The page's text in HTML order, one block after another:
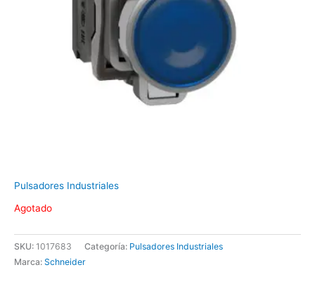
Pulsadores Industriales
Agotado
SKU: 1017683 Categoría: Pulsadores Industriales
Marca: Schneider